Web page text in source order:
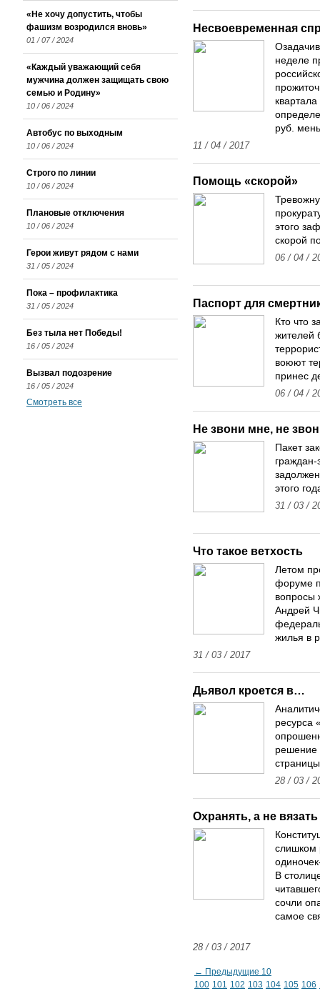
Несвоевременная
неделе
руб.
11 / 04 / 2017
Помощь «скорой»
этого
скорой
06 / 04 /
Паспорт для
Кто что
жителей
воюют
принес
06 / 04 /
Не звони мне, не
Пакет
этого
31 / 03 /
Что такое ветхость
Летом
форуме
вопросы
Андрей
жилья в
31 / 03 / 2017
Дьявол кроется в…
ресурса
решение
28 / 03 /
Охранять, а не вязать
слишком
В
сочли
самое
28 / 03 / 2017
← Предыдущие 10
100 101 102 103 104 105 106
«Не хочу допустить, чтобы
фашизм возродился вновь»
01 / 07 / 2024
«Каждый уважающий себя
мужчина должен защищать свою
семью и Родину»
10 / 06 / 2024
Автобус по выходным
10 / 06 / 2024
Строго по линии
10 / 06 / 2024
Плановые отключения
10 / 06 / 2024
Герои живут рядом с нами
31 / 05 / 2024
Пока – профилактика
31 / 05 / 2024
Без тыла нет Победы!
16 / 05 / 2024
Вызвал подозрение
16 / 05 / 2024
Смотреть все